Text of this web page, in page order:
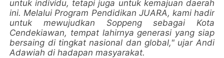
untuk individu, tetapi juga untuk kemajuan daerah
ini. Melalui Program Pendidikan JUARA, kami hadir
untuk mewujudkan Soppeng sebagai Kota
Cendekiawan, tempat lahirnya generasi yang siap
bersaing di tingkat nasional dan global," ujar Andi
Adawiah di hadapan masyarakat.